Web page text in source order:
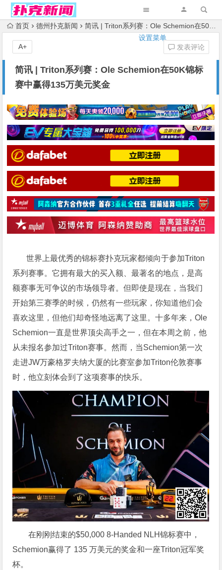
设置菜单
首页 德州扑克新闻 简讯 | Triton系列赛：Ole Schemion在50K锦标赛中赢得135万美元奖金
简讯 | Triton系列赛：Ole Schemion在50K锦标
赛中赢得135万美元奖金
发表评论
A+
世界上最优秀的锦标赛扑克玩家都倾向于参加Triton
系列赛事。它拥有最大的买入额、最著名的地点，是高
额赛事无可争议的市场领导者。但即使是现在，当我们
开始第三赛季的时候，仍然有一些玩家，你知道他们会
喜欢这里，但他们却奇怪地远离了这里。十多年来，Ole
Schemion一直是世界顶尖高手之一，但在本周之前，他
从未报名参加过Triton赛事。然而，当Schemion第一次
走进JW万豪格罗夫纳大厦的比赛室参加Triton伦敦赛事
时，他立刻体会到了这项赛事的快乐。
在刚刚结束的$50,000 8-Handed NLH锦标赛中，
Schemion赢得了 135 万美元的奖金和一座Triton冠军奖
杯。